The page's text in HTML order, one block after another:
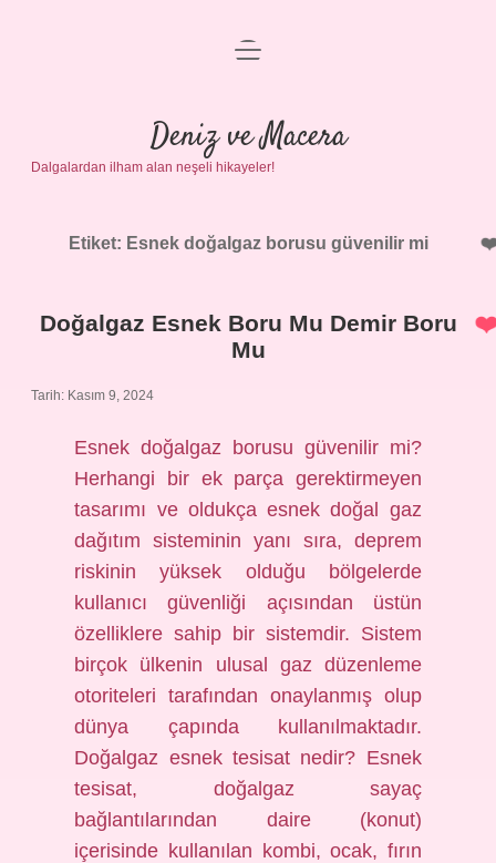
Anasayfa
Gizlilik Politikası
Yasal Uyarı
menüyü
Deniz ve Macera
Dalgalardan ilham alan neşeli hikayeler!
Etiket: Esnek doğalgaz borusu güvenilir mi
Doğalgaz Esnek Boru Mu Demir Boru
Mu
Tarih: Kasım 9, 2024
Esnek doğalgaz borusu güvenilir mi?
Herhangi bir ek parça gerektirmeyen
tasarımı ve oldukça esnek doğal gaz
dağıtım sisteminin yanı sıra, deprem
riskinin yüksek olduğu bölgelerde
kullanıcı güvenliği açısından üstün
özelliklere sahip bir sistemdir. Sistem
birçok ülkenin ulusal gaz düzenleme
otoriteleri tarafından onaylanmış olup
dünya çapında kullanılmaktadır.
Doğalgaz esnek tesisat nedir? Esnek
tesisat, doğalgaz sayaç
bağlantılarından daire (konut)
içerisinde kullanılan kombi, ocak, fırın